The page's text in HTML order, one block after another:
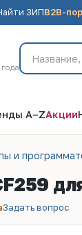
ЗИПB2B-
A–ZАкции
и
Задать вопрос